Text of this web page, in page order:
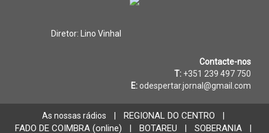
Diretor: Lino Vinhal
Contacte-nos
T: +351 239 497 750
E: odespertar.jornal@gmail.com
As nossas rádios REGIONAL DO CENTRO
FADO DE COIMBRA (online) BOTAREU SOBERANIA